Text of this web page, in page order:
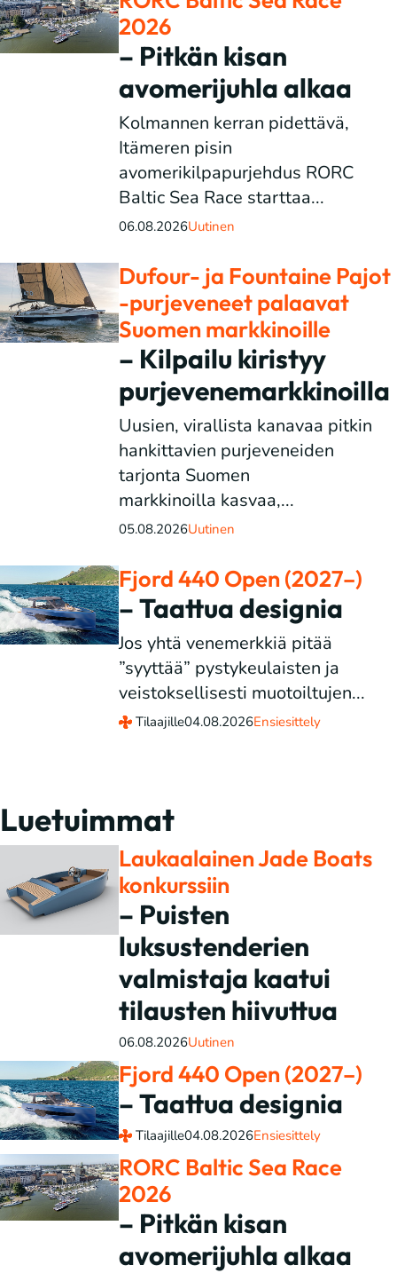
2026
– Pitkän kisan
avomerijuhla alkaa
Kolmannen kerran pidettävä,
Itämeren pisin
avomerikilpapurjehdus RORC
Baltic Sea Race starttaa...
06.08.2026Uutinen
Dufour- ja Fountaine Pajot
-purjeveneet palaavat
Suomen markkinoille
– Kilpailu kiristyy
purjevenemarkkinoilla
Uusien, virallista kanavaa pitkin
hankittavien purjeveneiden
tarjonta Suomen
markkinoilla kasvaa,...
05.08.2026Uutinen
Fjord 440 Open (2027–)
– Taattua designia
Jos yhtä venemerkkiä pitää
”syyttää” pystykeulaisten ja
veistoksellisesti muotoiltujen...
Tilaajille04.08.2026Ensiesittely
Luetuimmat
Laukaalainen Jade Boats
konkurssiin
– Puisten
luksustenderien
valmistaja kaatui
tilausten hiivuttua
06.08.2026Uutinen
Fjord 440 Open (2027–)
– Taattua designia
Tilaajille04.08.2026Ensiesittely
RORC Baltic Sea Race
2026
– Pitkän kisan
avomerijuhla alkaa